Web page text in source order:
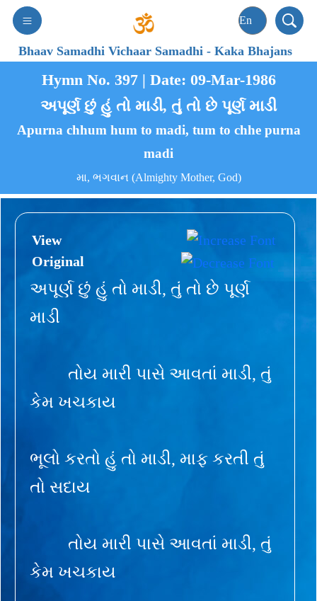
Bhaav Samadhi Vichaar Samadhi-Kaka Bhajans
Hymn No. 397 | Date: 09-Mar-1986
અપૂર્ણ છું હું તો માડી, તું તો છે પૂર્ણ માડી
Apurna chhum hum to madi, tum to chhe purna
madi
મા, ભગવાન (Almighty Mother, God)
View
Original
અપૂર્ણ છું હું તો માડી, તું તો છે પૂર્ણ
માડી
તોય મારી પાસે આવતાં માડી, તું
કેમ ખચકાય
ભૂલો કરતો હું તો માડી, માફ કરતી તું
તો સદાય
તોય મારી પાસે આવતાં માડી, તું
કેમ ખચકાય